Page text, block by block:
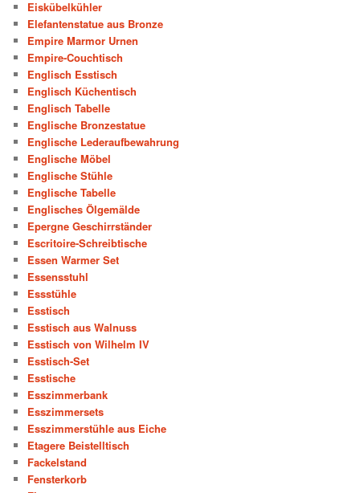
Eiskübelkühler
Elefantenstatue aus Bronze
Empire Marmor Urnen
Empire-Couchtisch
Englisch Esstisch
Englisch Küchentisch
Englisch Tabelle
Englische Bronzestatue
Englische Lederaufbewahrung
Englische Möbel
Englische Stühle
Englische Tabelle
Englisches Ölgemälde
Epergne Geschirrständer
Escritoire-Schreibtische
Essen Warmer Set
Essensstuhl
Essstühle
Esstisch
Esstisch aus Walnuss
Esstisch von Wilhelm IV
Esstisch-Set
Esstische
Esszimmerbank
Esszimmersets
Esszimmerstühle aus Eiche
Etagere Beistelltisch
Fackelstand
Fensterkorb